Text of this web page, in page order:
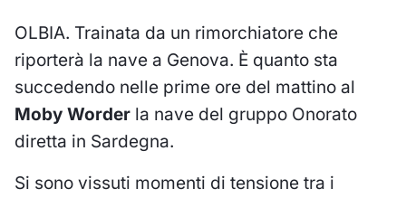
OLBIA. Trainata da un rimorchiatore che
riporterà la nave a Genova. È quanto sta
succedendo nelle prime ore del mattino al
Moby Worder la nave del gruppo Onorato
diretta in Sardegna.
Si sono vissuti momenti di tensione tra i